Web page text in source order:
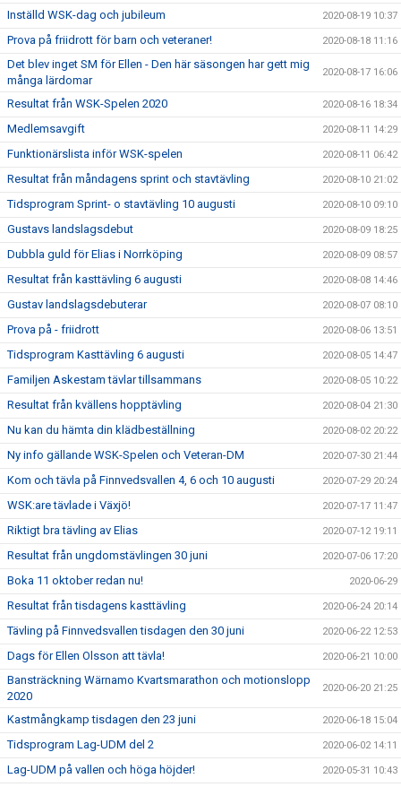
Inställd WSK-dag och jubileum 2020-08-19 10:37
Prova på friidrott för barn och veteraner! 2020-08-18 11:16
Det blev inget SM för Ellen - Den här säsongen har gett mig
många lärdomar
2020-08-17 16:06
Resultat från WSK-Spelen 2020 2020-08-16 18:34
Medlemsavgift 2020-08-11 14:29
Funktionärslista inför WSK-spelen 2020-08-11 06:42
Resultat från måndagens sprint och stavtävling 2020-08-10 21:02
Tidsprogram Sprint- o stavtävling 10 augusti 2020-08-10 09:10
Gustavs landslagsdebut 2020-08-09 18:25
Dubbla guld för Elias i Norrköping 2020-08-09 08:57
Resultat från kasttävling 6 augusti 2020-08-08 14:46
Gustav landslagsdebuterar 2020-08-07 08:10
Prova på - friidrott 2020-08-06 13:51
Tidsprogram Kasttävling 6 augusti 2020-08-05 14:47
Familjen Askestam tävlar tillsammans 2020-08-05 10:22
Resultat från kvällens hopptävling 2020-08-04 21:30
Nu kan du hämta din klädbeställning 2020-08-02 20:22
Ny info gällande WSK-Spelen och Veteran-DM 2020-07-30 21:44
Kom och tävla på Finnvedsvallen 4, 6 och 10 augusti 2020-07-29 20:24
WSK:are tävlade i Växjö! 2020-07-17 11:47
Riktigt bra tävling av Elias 2020-07-12 19:11
Resultat från ungdomstävlingen 30 juni 2020-07-06 17:20
Boka 11 oktober redan nu! 2020-06-29
Resultat från tisdagens kasttävling 2020-06-24 20:14
Tävling på Finnvedsvallen tisdagen den 30 juni 2020-06-22 12:53
Dags för Ellen Olsson att tävla! 2020-06-21 10:00
Bansträckning Wärnamo Kvartsmarathon och motionslopp
2020
2020-06-20 21:25
Kastmångkamp tisdagen den 23 juni 2020-06-18 15:04
Tidsprogram Lag-UDM del 2 2020-06-02 14:11
Lag-UDM på vallen och höga höjder! 2020-05-31 10:43